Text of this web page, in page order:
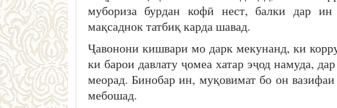
мубориза бурдан кофӣ нест, балки дар
мақсаднок татбиқ карда шавад.
Ҷавонони кишвари мо дарк мекунанд, ки
ки барои давлату ҷомеа хатар эҷод намуда,
меорад. Бинобар ин, муқовимат бо он
мебошад.